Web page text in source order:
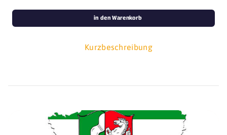
Kurzbeschreibung
in den Warenkorb